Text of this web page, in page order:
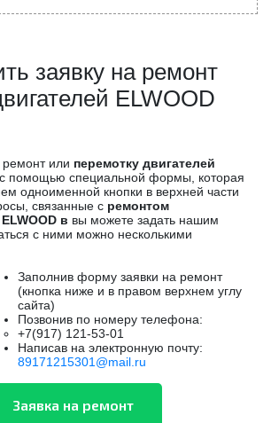
заявку на ремонт
ELWOOD
ремонт или перемотку двигателей
помощью специальной формы, которая
одноименной кнопки в верхней части
связанные с ремонтом
в вы можете задать нашим
с ними можно несколькими
Заполнив форму заявки на ремонт
(кнопка ниже и в правом верхнем углу
сайта)
Позвонив по номеру телефона:
+7(917) 121-53-01
Написав на электронную почту:
89171215301@mail.ru